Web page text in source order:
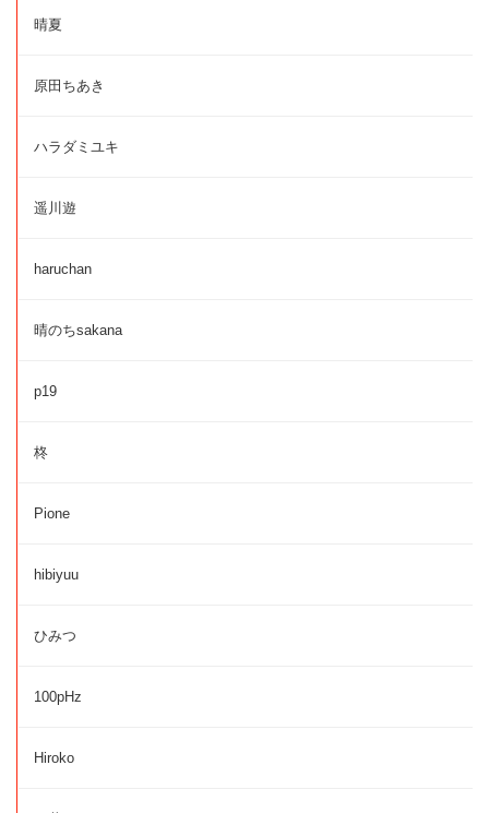
晴夏
原田ちあき
ハラダミユキ
遥川遊
haruchan
晴のちsakana
p19
柊
Pione
hibiyuu
ひみつ
100pHz
Hiroko